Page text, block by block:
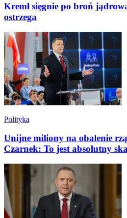
Kreml sięgnie po broń
ostrzega
Polityka
Unijne miliony na obalenie
Czarnek: To jest absolutny